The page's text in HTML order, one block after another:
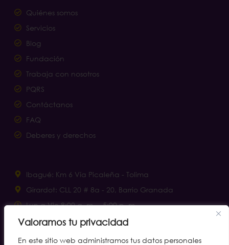
Valoramos tu privacidad
En este sitio web administramos tus datos personales
Quiénes somos
Servicios
Blog
Fundación
Trabaja con nosotros
PQRS
Contáctanos
FAQ
Deberes y derechos
Ibagué: Km 6 Vía Picaleña - Tolima
Girardot: CLL 20 # 8a - 20, Barrio Granada
Lun a Vie 8:00 a. m. – 5:00 p. m.
Sábados 8:00 a. m. – 12:00 m.